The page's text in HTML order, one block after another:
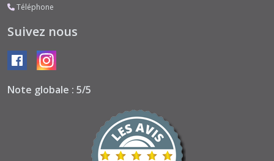
Téléphone
Suivez nous
Note globale : 5/5